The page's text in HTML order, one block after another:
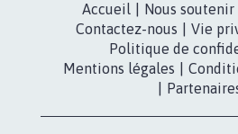
Accueil Nous soutenir
Contactez-nous
Vie
Politique de
Mentions légales